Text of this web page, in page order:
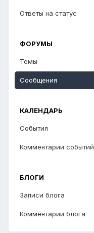
Ответы на статус
ФОРУМЫ
Темы
Сообщения
КАЛЕНДАРЬ
События
Комментарии событий
БЛОГИ
Записи блога
Комментарии блога